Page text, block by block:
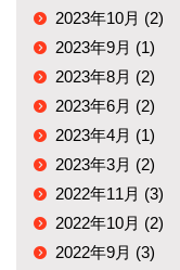
2023年10月 (2)
2023年9月 (1)
2023年8月 (2)
2023年6月 (2)
2023年4月 (1)
2023年3月 (2)
2022年11月 (3)
2022年10月 (2)
2022年9月 (3)